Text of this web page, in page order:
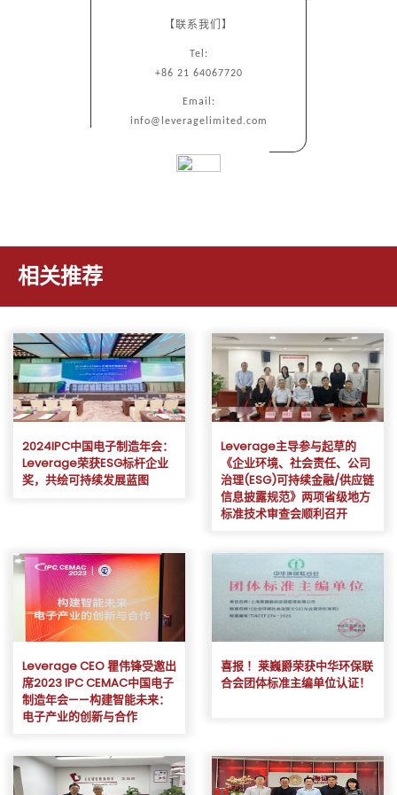
【联系我们】
Tel:
+86 21 64067720
Email:
info@leveragelimited.com
相关推荐
2024IPC中国电子制造年会：
Leverage荣获ESG标杆企业
奖，共绘可持续发展蓝图
Leverage主导参与起草的
《企业环境、社会责任、公司
治理(ESG)可持续金融/供应链
信息披露规范》两项省级地方
标准技术审查会顺利召开
Leverage CEO 瞿伟锋受邀出
席2023 IPC CEMAC中国电子
制造年会——构建智能未来：
电子产业的创新与合作
喜报 ！莱巍爵荣获中华环保联
合会团体标准主编单位认证！